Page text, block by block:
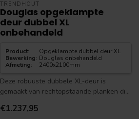
TRENDHOUT
Douglas opgeklampte
deur dubbel XL
onbehandeld
Product:
Opgeklampte dubbel deur XL
Bewerking: Douglas onbehandeld
Afmeting: 2400x2100mm
Deze robuuste dubbele XL-deur is
gemaakt van rechtopstaande planken di...
€1.237,95